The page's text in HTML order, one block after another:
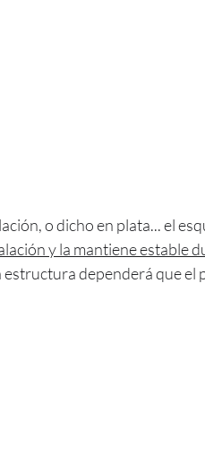
o dicho en plata... el
y la mantiene estable
dependerá que el